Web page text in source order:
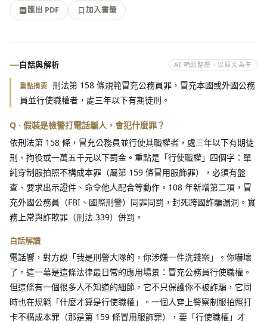
匯出 PDF
加入書籤
匯出 PDF
加入書籤
白話與解析 AI 輔助整理，以原文為準
重點摘要 刑法第 158 條規範冒充公務員罪，冒充本國或外國公務
員並行使職權者，處三年以下有期徒刑。
Q · 假裝是檢警打電話騙人，會犯什麼罪？
依刑法第 158 條，冒充公務員並行使其職權者，處三年以下有期徒
刑、拘役或一萬五千元以下罰金。重點是「行使職權」四個字：單
純穿制服拍照不構成本罪（屬第 159 條冒用服飾罪），必須有盤
查、要求出示證件、命令他人配合等動作。108 年新增第二項，冒
充外國公務員（FBI、國際刑警）同罪同罰，封死跨國詐騙漏洞。實
務上常與詐欺罪（刑法 339）併罰。
白話解讀
電話響，對方說「我是刑警大隊的，你涉嫌一件洗錢案」。你嚇壞
了。這一幕是這條法律最日常的應用場景：冒充公務員行使職權。
但這條有一個很多人不知道的細節，它不只保護你不被詐騙，它同
時也在規範「什麼才算是行使職權」。一個人穿上警察制服拍照打
卡不構成本罪（那是第 159 條冒用服飾罪），要「行使職權」才